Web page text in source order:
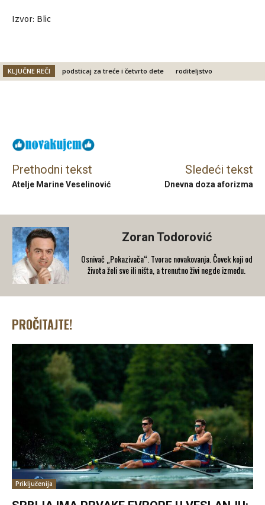
Izvor: Blic
KLJUČNE REČI podsticaj za treće i četvrto dete roditeljstvo
Prethodni tekst
Atelje Marine Veselinović
Sledeći tekst
Dnevna doza aforizma
Zoran Todorović
Osnivač „Pokazivača“. Tvorac novakovanja. Čovek koji od
života želi sve ili ništa, a trenutno živi negde između.
PROČITAJTE!
Priključenija